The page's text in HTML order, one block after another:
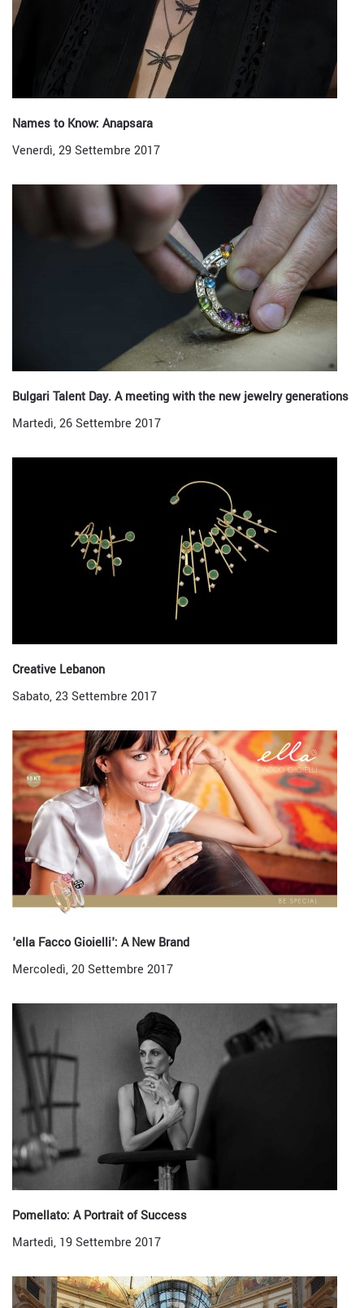
Names to Know: Anapsara
Venerdì, 29 Settembre 2017
Bulgari Talent Day. A meeting with the new jewelry generations
Martedì, 26 Settembre 2017
Creative Lebanon
Sabato, 23 Settembre 2017
'ella Facco Gioielli': A New Brand
Mercoledì, 20 Settembre 2017
Pomellato: A Portrait of Success
Martedì, 19 Settembre 2017